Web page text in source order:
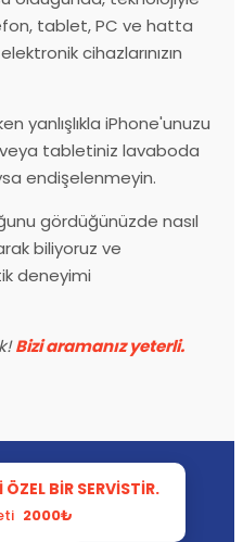
tablet, PC ve hatta
cihazlarınızın
yanlışlıkla iPhone'unuzu
tabletiniz lavaboda
endişelenmeyin.
gördüğünüzde nasıl
biliyoruz ve
deneyimi
Bizi aramanız yeterli.
BIR SERVISTIR.
2000₺